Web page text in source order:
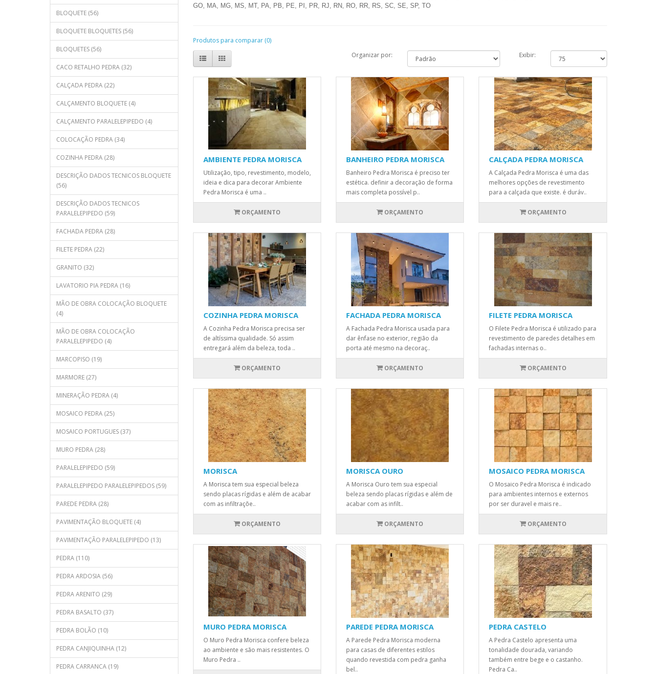
BLOQUETE (56)
BLOQUETE BLOQUETES (56)
BLOQUETES (56)
CACO RETALHO PEDRA (32)
CALÇADA PEDRA (22)
CALÇAMENTO BLOQUETE (4)
CALÇAMENTO PARALELEPIPEDO (4)
COLOCAÇÃO PEDRA (34)
COZINHA PEDRA (28)
DESCRIÇÃO DADOS TECNICOS BLOQUETE
(56)
DESCRIÇÃO DADOS TECNICOS
PARALELEPIPEDO (59)
FACHADA PEDRA (28)
FILETE PEDRA (22)
GRANITO (32)
LAVATORIO PIA PEDRA (16)
MÃO DE OBRA COLOCAÇÃO BLOQUETE
(4)
MÃO DE OBRA COLOCAÇÃO
PARALELEPIPEDO (4)
MARCOPISO (19)
MARMORE (27)
MINERAÇÃO PEDRA (4)
MOSAICO PEDRA (25)
MOSAICO PORTUGUES (37)
MURO PEDRA (28)
PARALELEPIPEDO (59)
PARALELEPIPEDO PARALELEPIPEDOS (59)
PAREDE PEDRA (28)
PAVIMENTAÇÃO BLOQUETE (4)
PAVIMENTAÇÃO PARALELEPIPEDO (13)
PEDRA (110)
PEDRA ARDOSIA (56)
PEDRA ARENITO (29)
PEDRA BASALTO (37)
PEDRA BOLÃO (10)
PEDRA CANJIQUINHA (12)
PEDRA CARRANCA (19)
GO, MA, MG, MS, MT, PA, PB, PE, PI, PR, RJ, RN, RO, RR, RS, SC, SE, SP, TO
Produtos para comparar (0)
Organizar por:
Exibir:
AMBIENTE PEDRA MORISCA
Utilização, tipo, revestimento, modelo,
ideia e dica para decorar Ambiente
Pedra Morisca é uma ..
ORÇAMENTO
BANHEIRO PEDRA MORISCA
Banheiro Pedra Morisca é preciso ter
estética. definir a decoração de forma
mais completa possível p..
ORÇAMENTO
CALÇADA PEDRA MORISCA
A Calçada Pedra Morisca é uma das
melhores opções de revestimento
para a calçada que existe. é duráv..
ORÇAMENTO
COZINHA PEDRA MORISCA
A Cozinha Pedra Morisca precisa ser
de altíssima qualidade. Só assim
entregará além da beleza, toda ..
ORÇAMENTO
FACHADA PEDRA MORISCA
A Fachada Pedra Morisca usada para
dar ênfase no exterior, região da
porta até mesmo na decoraç..
ORÇAMENTO
FILETE PEDRA MORISCA
O Filete Pedra Morisca é utilizado para
revestimento de paredes detalhes em
fachadas internas o..
ORÇAMENTO
MORISCA
A Morisca tem sua especial beleza
sendo placas rígidas e além de acabar
com as infiltraçõe..
ORÇAMENTO
MORISCA OURO
A Morisca Ouro tem sua especial
beleza sendo placas rígidas e além de
acabar com as infilt..
ORÇAMENTO
MOSAICO PEDRA MORISCA
O Mosaico Pedra Morisca é indicado
para ambientes internos e externos
por ser duravel e mais re..
ORÇAMENTO
MURO PEDRA MORISCA
O Muro Pedra Morisca confere beleza
ao ambiente e são mais resistentes. O
Muro Pedra ..
PAREDE PEDRA MORISCA
A Parede Pedra Morisca moderna
para casas de diferentes estilos
quando revestida com pedra ganha
bel..
PEDRA CASTELO
A Pedra Castelo apresenta uma
tonalidade dourada, variando
também entre bege e o castanho.
Pedra Ca..